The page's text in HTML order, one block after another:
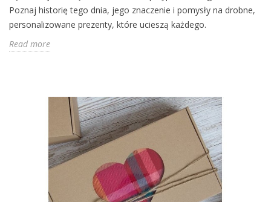
Poznaj historię tego dnia, jego znaczenie i pomysły na drobne,
personalizowane prezenty, które ucieszą każdego.
Read more